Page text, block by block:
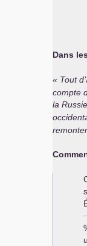
Dans
Tout
compte
la